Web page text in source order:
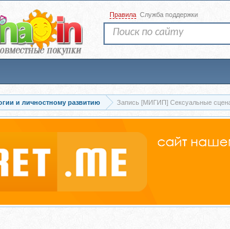
Правила Служба поддержки
и личностному развитию Запись [МИГИП] Сексуальные